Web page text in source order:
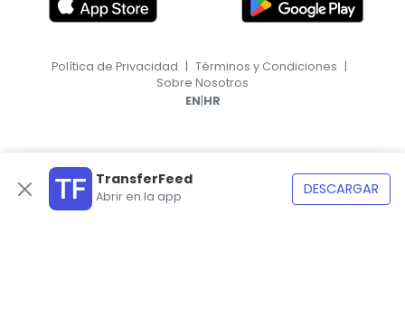
TransferFeed
Abrir en la app DESCARGAR
Política de Privacidad | Términos y Condiciones |
Sobre Nosotros
EN|HR